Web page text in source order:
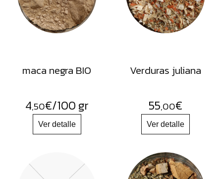
FRUTOS
SECOS
SAL
HARINAS
FLORES
PRODUCTOS
ACCESORIOS
DESHIDRATADOS
maca negra BIO
4,50€/100 gr
Verduras juliana
55,00€